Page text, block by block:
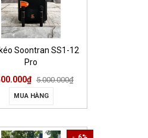
Soontran SS1-12
Pro
5.000.000₫
MUA HÀNG